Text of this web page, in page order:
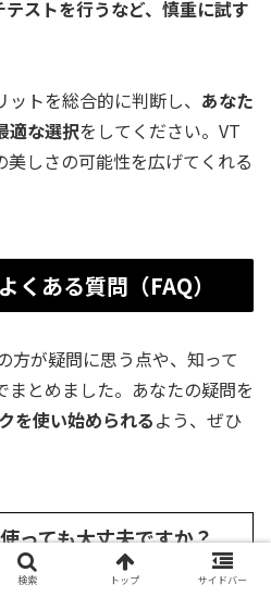
テストを行うなど、慎重に試す
トを総合的に判断し、 あなた
適な選択をしてください。VT
しさの可能性を広げてくれる
くある質問（FAQ）
方が疑問に思う点や、知って
まとめました。あなたの疑問を
を使い始められるよう、ぜひ
っても大丈夫ですか？
検索 トップ サイドバー